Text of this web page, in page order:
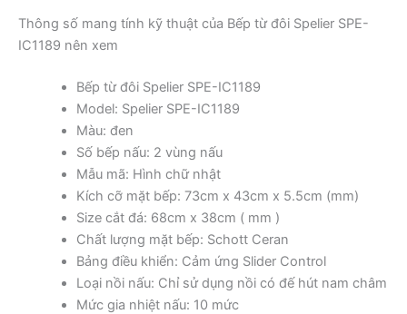
Thông số mang tính kỹ thuật của Bếp từ đôi Spelier SPE-
IC1189 nên xem
Bếp từ đôi Spelier SPE-IC1189
Model: Spelier SPE-IC1189
Màu: đen
Số bếp nấu: 2 vùng nấu
Mẫu mã: Hình chữ nhật
Kích cỡ mặt bếp: 73cm x 43cm x 5.5cm (mm)
Size cắt đá: 68cm x 38cm ( mm )
Chất lượng mặt bếp: Schott Ceran
Bảng điều khiển: Cảm ứng Slider Control
Loại nồi nấu: Chỉ sử dụng nồi có đế hút nam châm
Mức gia nhiệt nấu: 10 mức